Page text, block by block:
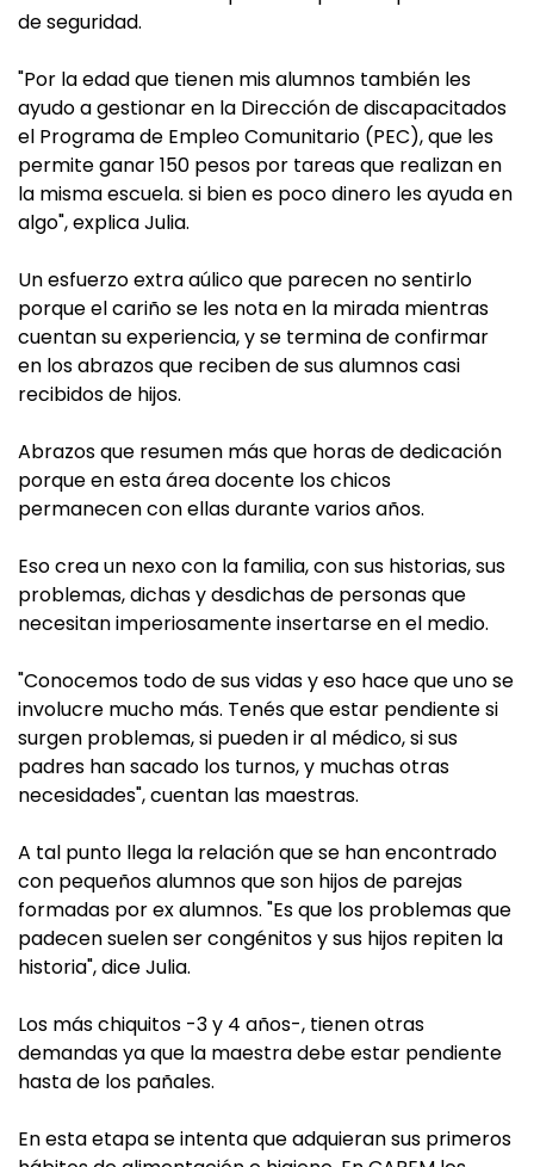
de seguridad.
"Por la edad que tienen mis alumnos también les
ayudo a gestionar en la Dirección de discapacitados
el Programa de Empleo Comunitario (PEC), que les
permite ganar 150 pesos por tareas que realizan en
la misma escuela. si bien es poco dinero les ayuda en
algo", explica Julia.
Un esfuerzo extra aúlico que parecen no sentirlo
porque el cariño se les nota en la mirada mientras
cuentan su experiencia, y se termina de confirmar
en los abrazos que reciben de sus alumnos casi
recibidos de hijos.
Abrazos que resumen más que horas de dedicación
porque en esta área docente los chicos
permanecen con ellas durante varios años.
Eso crea un nexo con la familia, con sus historias, sus
problemas, dichas y desdichas de personas que
necesitan imperiosamente insertarse en el medio.
"Conocemos todo de sus vidas y eso hace que uno se
involucre mucho más. Tenés que estar pendiente si
surgen problemas, si pueden ir al médico, si sus
padres han sacado los turnos, y muchas otras
necesidades", cuentan las maestras.
A tal punto llega la relación que se han encontrado
con pequeños alumnos que son hijos de parejas
formadas por ex alumnos. "Es que los problemas que
padecen suelen ser congénitos y sus hijos repiten la
historia", dice Julia.
Los más chiquitos -3 y 4 años-, tienen otras
demandas ya que la maestra debe estar pendiente
hasta de los pañales.
En esta etapa se intenta que adquieran sus primeros